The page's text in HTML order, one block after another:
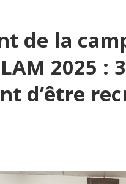
de la
2025
d’être